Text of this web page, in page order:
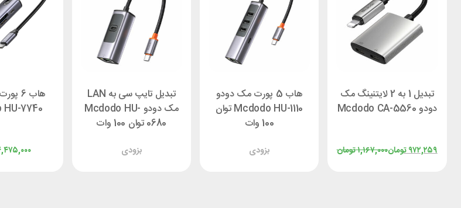
تبدیل 1 به 2 لایتنینگ مک
دودو Mcdodo CA-5560
تومان۱,۱۶۷,۰۰۰تومان۹۷۲,۲۵۹
هاب 5 پورت مک دودو
Mcdodo HU-1110 توان
100 وات
بزودی
تبدیل تایپ سی به LAN
مک دودو Mcdodo HU-
0680 توان 100 وات
بزودی
هاب
7740